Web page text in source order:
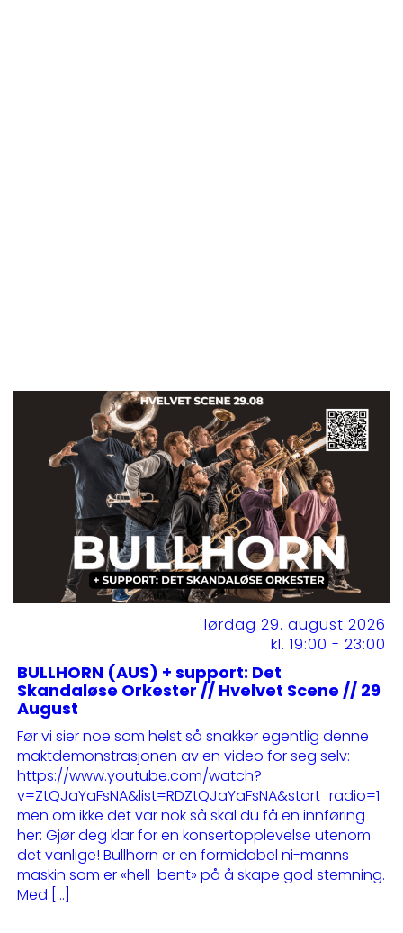
lørdag 29. august 2026
kl. 19:00 - 23:00
BULLHORN (AUS) + support: Det
Skandaløse Orkester // Hvelvet Scene // 29
August
Før vi sier noe som helst så snakker egentlig denne
maktdemonstrasjonen av en video for seg selv:
https://www.youtube.com/watch?
v=ZtQJaYaFsNA&list=RDZtQJaYaFsNA&start_radio=1
men om ikke det var nok så skal du få en innføring
her: Gjør deg klar for en konsertopplevelse utenom
det vanlige! Bullhorn er en formidabel ni-manns
maskin som er «hell-bent» på å skape god stemning.
Med […]